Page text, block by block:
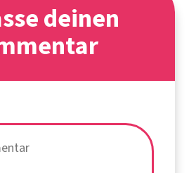
deinen